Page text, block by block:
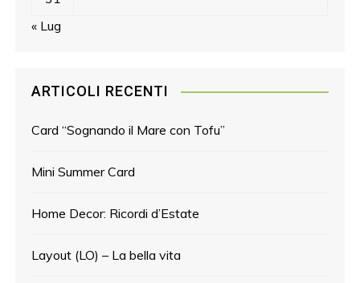
« Lug
ARTICOLI RECENTI
Card “Sognando il Mare con Tofu”
Mini Summer Card
Home Decor: Ricordi d’Estate
Layout (LO) – La bella vita